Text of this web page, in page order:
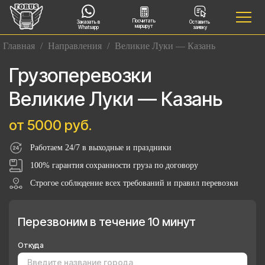
Заказать в
Whatsapp
Посчитать
маршрут
Оставить
заявку
Главная / Направления / Великие Луки — Казань
Грузоперевозки
Великие Луки — Казань
от 5000 руб.
Работаем 24/7 в выходные и праздники
100% гарантия сохранности груза по договору
Строгое соблюдение всех требований и правил перевозки
Перезвоним в течение 10 минут
Откуда